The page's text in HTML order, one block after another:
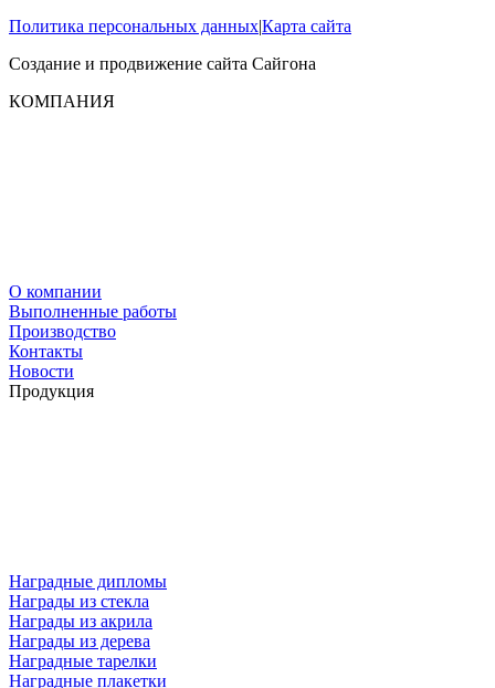
Политика персональных данных|Карта сайта
Создание и продвижение сайта Сайгона
КОМПАНИЯ
О компании
Выполненные работы
Производство
Контакты
Новости
Продукция
Наградные дипломы
Награды из стекла
Награды из акрила
Награды из дерева
Наградные тарелки
Наградные плакетки